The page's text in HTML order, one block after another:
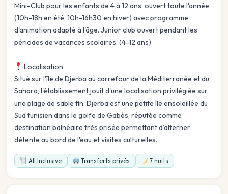
Mini-Club pour les enfants de 4 à 12 ans, ouvert toute l'année
(10h-18h en été, 10h-16h30 en hiver) avec programme
d'animation adapté à l'âge. Junior club ouvert pendant les
périodes de vacances scolaires. (4-12 ans)
Localisation
Situé sur l'île de Djerba au carrefour de la Méditerranée et du
Sahara, l'établissement jouit d'une localisation privilégiée sur
une plage de sable fin. Djerba est une petite île ensoleillée du
Sud tunisien dans le golfe de Gabès, réputée comme
destination balnéaire très prisée permettant d'alterner
détente au bord de l'eau et visites culturelles.
All Inclusive Transferts privés 7 nuits